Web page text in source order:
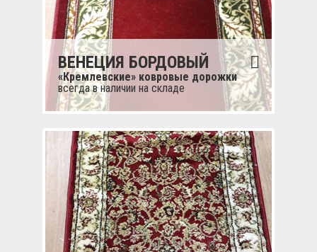
ВЕНЕЦИЯ БОРДОВЫЙ
«Кремлевские» ковровые дорожки
всегда в наличии на складе